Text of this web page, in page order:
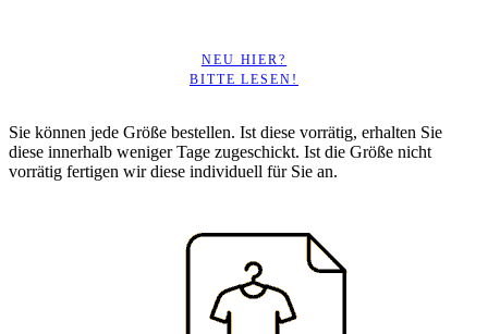
NEU HIER?
BITTE LESEN!
Sie können jede Größe bestellen. Ist diese vorrätig, erhalten Sie
diese innerhalb weniger Tage zugeschickt. Ist die Größe nicht
vorrätig fertigen wir diese individuell für Sie an.